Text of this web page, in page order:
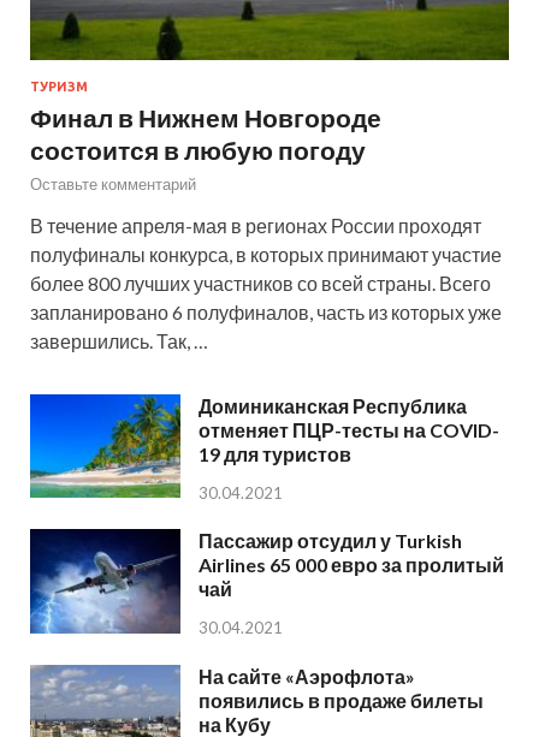
ТУРИЗМ
Финал в Нижнем Новгороде
состоится в любую погоду
Оставьте комментарий
В течение апреля-мая в регионах России проходят
полуфиналы конкурса, в которых принимают участие
более 800 лучших участников со всей страны. Всего
запланировано 6 полуфиналов, часть из которых уже
завершились. Так, …
Доминиканская Республика
отменяет ПЦР-тесты на COVID-
19 для туристов
30.04.2021
Пассажир отсудил у Turkish
Airlines 65 000 евро за пролитый
чай
30.04.2021
На сайте «Аэрофлота»
появились в продаже билеты
на Кубу